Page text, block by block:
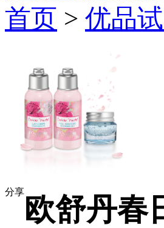
首页 > 优品
分享
欧舒丹春